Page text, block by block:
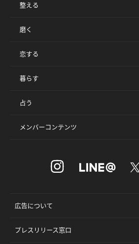
整える
磨く
恋する
暮らす
占う
メンバーコンテンツ
広告について
プレスリリース窓口